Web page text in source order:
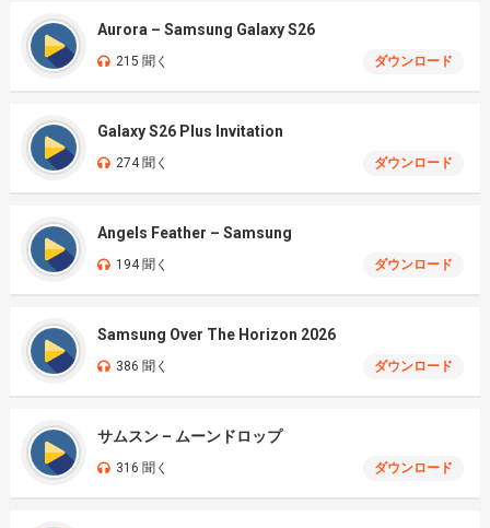
Aurora – Samsung Galaxy S26
215 聞く ダウンロード
Galaxy S26 Plus Invitation
274 聞く ダウンロード
Angels Feather – Samsung
194 聞く ダウンロード
Samsung Over The Horizon 2026
386 聞く ダウンロード
サムスン – ムーンドロップ
316 聞く ダウンロード